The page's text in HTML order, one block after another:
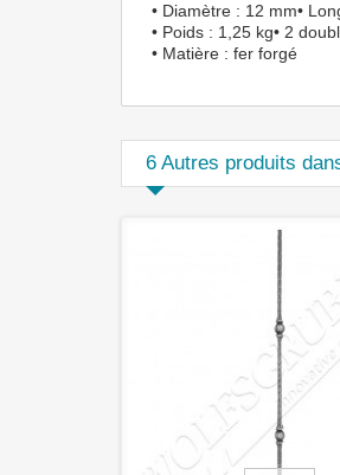
• Diamètre : 12 mm•
• Poids : 1,25 kg• 2
• Matière : fer forgé
6 Autres produits